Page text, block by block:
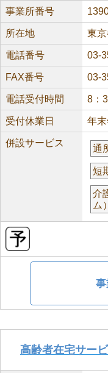
事業所番号
所在地 東
電話番号 03-
FAX番号 03-
電話受付時間 8：
受付休業日 年
併設サービス
通
短
介
ム）
高齢者在宅サー